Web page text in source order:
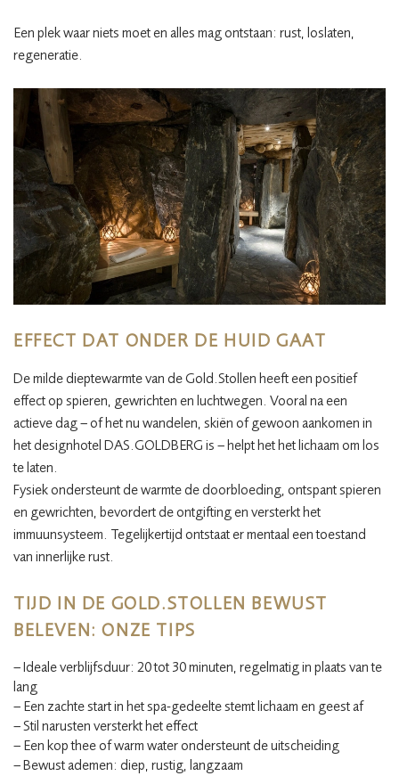
Een plek waar niets moet en alles mag ontstaan: rust, loslaten,
regeneratie.
EFFECT DAT ONDER DE HUID GAAT
De milde dieptewarmte van de Gold.Stollen heeft een positief
effect op spieren, gewrichten en luchtwegen. Vooral na een
actieve dag – of het nu wandelen, skiën of gewoon aankomen in
het designhotel DAS.GOLDBERG is – helpt het het lichaam om los
te laten.
Fysiek ondersteunt de warmte de doorbloeding, ontspant spieren
en gewrichten, bevordert de ontgifting en versterkt het
immuunsysteem. Tegelijkertijd ontstaat er mentaal een toestand
van innerlijke rust.
TIJD IN DE GOLD.STOLLEN BEWUST
BELEVEN: ONZE TIPS
– Ideale verblijfsduur: 20 tot 30 minuten, regelmatig in plaats van te
lang
– Een zachte start in het spa-gedeelte stemt lichaam en geest af
– Stil narusten versterkt het effect
– Een kop thee of warm water ondersteunt de uitscheiding
– Bewust ademen: diep, rustig, langzaam